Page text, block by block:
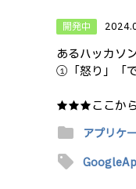
開発中
あるハッカソ
①「怒り」「
★★★ここから
folder アプリケ
sell